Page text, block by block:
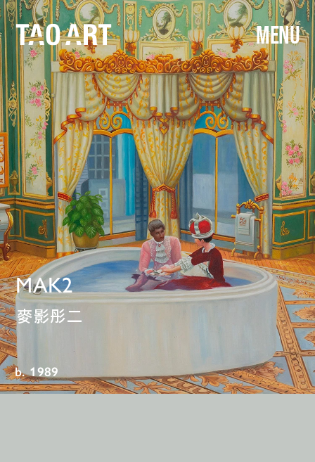
MAK2
麥影彤二
b. 1989
MENU